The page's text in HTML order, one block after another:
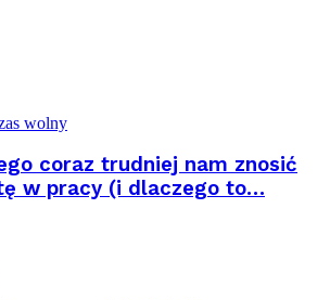
wolny
coraz trudniej nam znosić
w pracy (i dlaczego to…